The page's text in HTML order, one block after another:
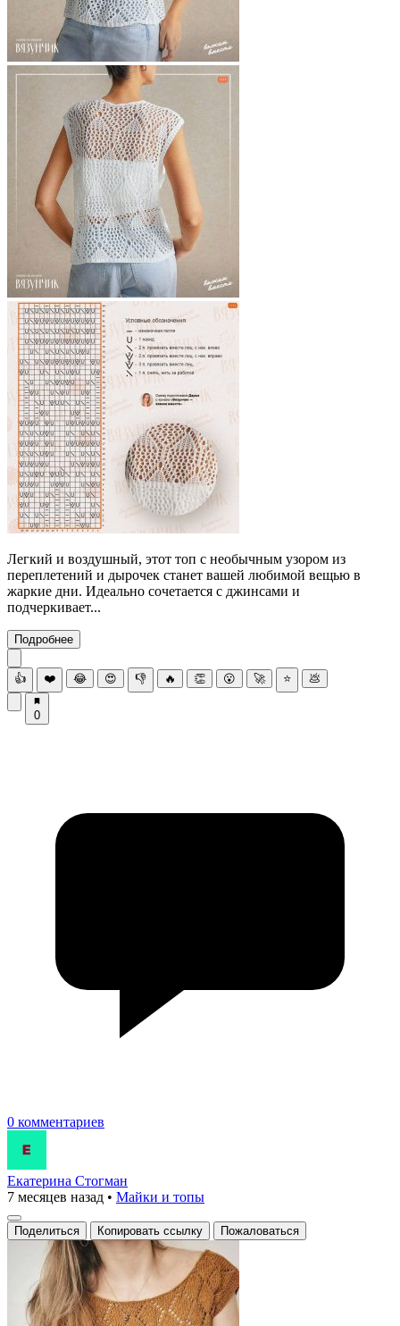
Легкий и воздушный, этот топ с необычным узором из
переплетений и дырочек станет вашей любимой вещью в
жаркие дни. Идеально сочетается с джинсами и
подчеркивает...
Подробнее
👍 ❤️ 😂 😍 👎 🔥 👏 😮 🚀 ⭐ 💩
0
0 комментариев
Екатерина Стогман
7 месяцев назад • Майки и топы
Поделиться Копировать ссылку Пожаловаться